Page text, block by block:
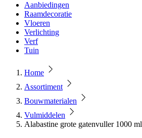
Aanbiedingen
Raamdecoratie
Vloeren
Verlichting
Verf
Tuin
Home
Assortiment
Bouwmaterialen
Vulmiddelen
Alabastine grote gatenvuller 1000 ml